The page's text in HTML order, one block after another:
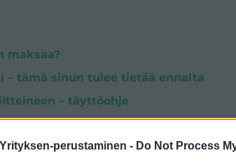
Yrityksen-perustaminen - Do Not Process
maksaa?
tämä sinun tulee tietää ennalta
– täyttöohje
perustamiseen